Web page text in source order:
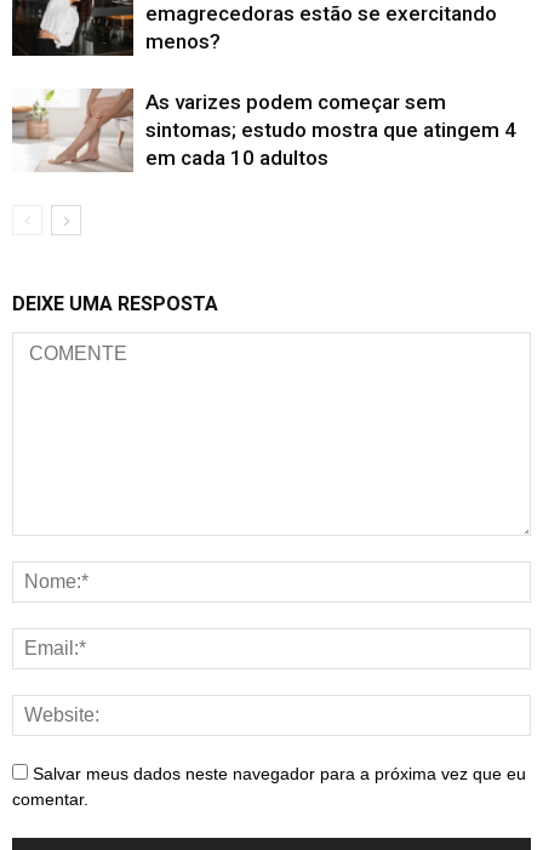
emagrecedoras estão se exercitando
menos?
As varizes podem começar sem
sintomas; estudo mostra que atingem 4
em cada 10 adultos
DEIXE UMA RESPOSTA
Salvar meus dados neste navegador para a próxima vez que eu
comentar.